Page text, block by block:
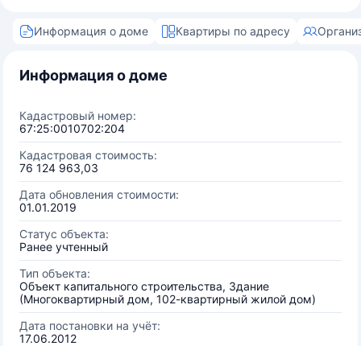
Информация о доме Квартиры по адресу
Информация о доме
Кадастровый номер:
67:25:0010702:204
Кадастровая стоимость:
76 124 963,03
Дата обновления стоимости:
01.01.2019
Статус объекта:
Ранее учтенный
Тип объекта:
Объект капитального строительства, Здание
(Многоквартирный дом, 102-квартирный жилой дом)
Дата постановки на учёт:
17.06.2012